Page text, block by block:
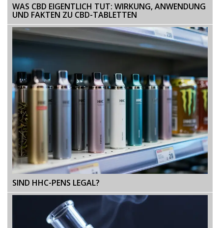
WAS CBD EIGENTLICH TUT: WIRKUNG, ANWENDUNG
UND FAKTEN ZU CBD-TABLETTEN
SIND HHC-PENS LEGAL?